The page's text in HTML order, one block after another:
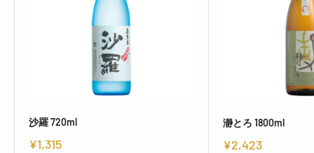
沙羅 720ml
¥1,315
瀞とろ 1800ml
¥2,423